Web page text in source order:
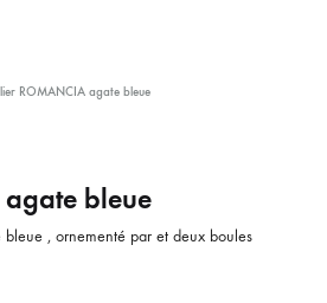
ROMANCIA agate bleue
bleue
, ornementé par et deux boules